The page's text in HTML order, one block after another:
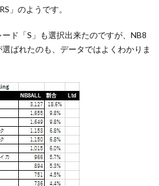
」のようです。
ド「S」も選択出来たのですが、NB8
ばれたのも、データではよくわかりま